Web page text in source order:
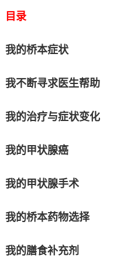
目录
我的桥本症状
我不断寻求医生帮助
我的治疗与症状变化
我的甲状腺癌
我的甲状腺手术
我的桥本药物选择
我的膳食补充剂